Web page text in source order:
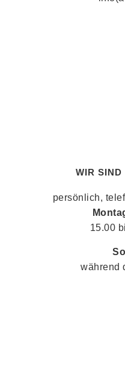
WIR SIND
persönlich,
15.00
während